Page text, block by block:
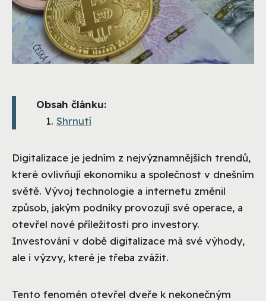
Obsah článku:
Shrnutí
Digitalizace je jedním z nejvýznamnějších trendů,
které ovlivňují ekonomiku a společnost v dnešním
světě. Vývoj technologie a internetu změnil
způsob, jakým podniky provozují své operace, a
otevřel nové příležitosti pro investory.
Investování v době digitalizace má své výhody,
ale i výzvy, které je třeba zvážit.
Tento fenomén otevřel dveře k nekonečným